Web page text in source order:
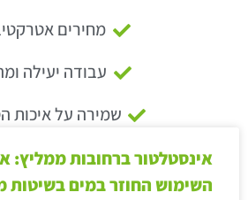
מחירים
עבודה יעילה
שמירה על איכות
אינסטלטור ברחובות ממליץ:
השימוש החוזר במים